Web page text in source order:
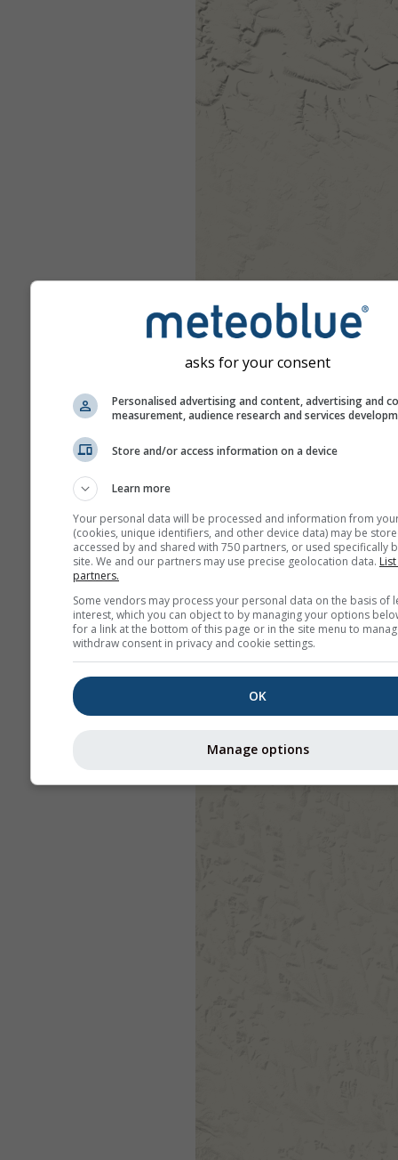
asks for your consent
Personalised advertising and content, advertising and
measurement, audience research and services
Store and/or access information on a device
Learn more
Your personal data will be processed and information from
(cookies, unique identifiers, and other device data) may be
accessed by and shared with 750 partners, or used specifically
site. We and our partners may use precise geolocation data.
partners.
Some vendors may process your personal data on the basis of
interest, which you can object to by managing your options
for a link at the bottom of this page or in the site menu to
withdraw consent in privacy and cookie settings.
OK
Manage options